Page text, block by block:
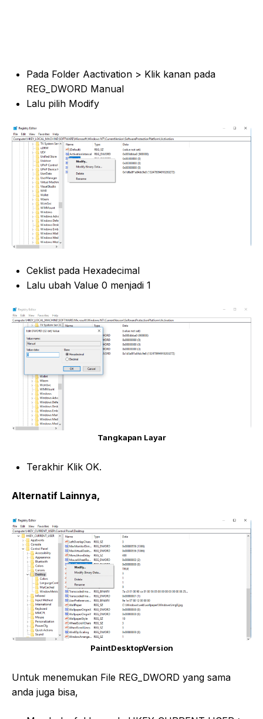
Pada Folder Aactivation > Klik kanan pada
REG_DWORD Manual
Lalu pilih Modify
Ceklist pada Hexadecimal
Lalu ubah Value 0 menjadi 1
Tangkapan Layar
Terakhir Klik OK.
Alternatif Lainnya,
PaintDesktopVersion
Untuk menemukan File REG_DWORD yang sama
anda juga bisa,